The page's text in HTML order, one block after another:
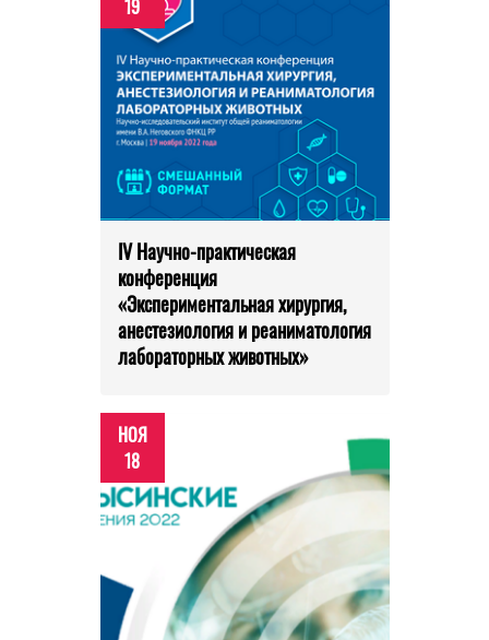
19
IV Научно-практическая
конференция
«Экспериментальная хирургия,
анестезиология и реаниматология
лабораторных животных»
НОЯ
18